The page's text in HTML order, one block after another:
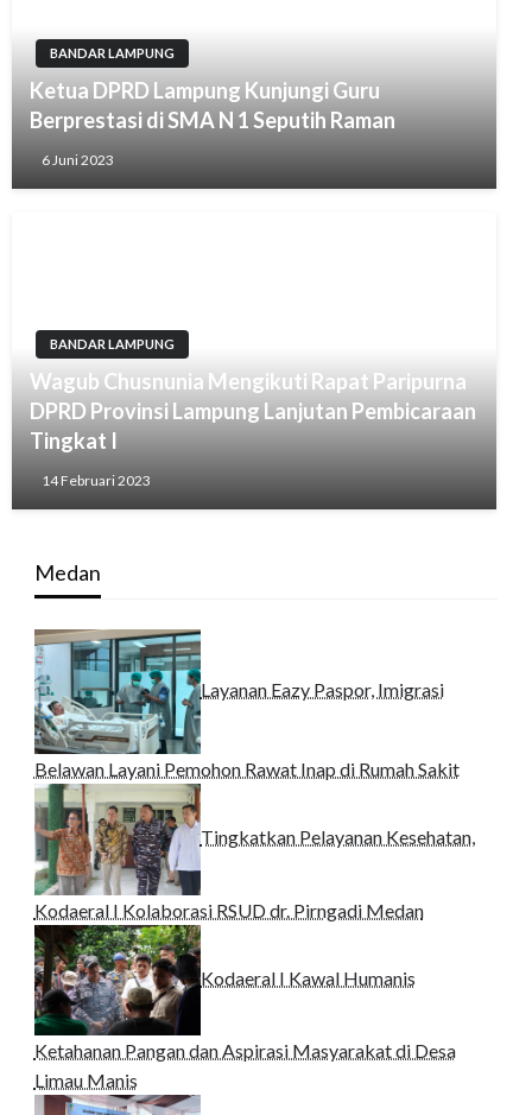
BANDAR LAMPUNG
Ketua DPRD Lampung Kunjungi Guru
Berprestasi di SMA N 1 Seputih Raman
6 Juni 2023
BANDAR LAMPUNG
Wagub Chusnunia Mengikuti Rapat Paripurna
DPRD Provinsi Lampung Lanjutan Pembicaraan
Tingkat I
14 Februari 2023
Medan
Layanan Eazy Paspor, Imigrasi
Belawan Layani Pemohon Rawat Inap di Rumah Sakit
Tingkatkan Pelayanan Kesehatan,
Kodaeral I Kolaborasi RSUD dr. Pirngadi Medan‎
Kodaeral I Kawal Humanis
Ketahanan Pangan dan Aspirasi Masyarakat di Desa
Limau Manis